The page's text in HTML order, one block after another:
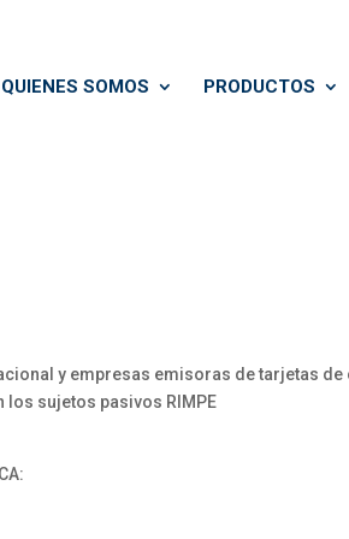
QUIENES SOMOS PRODUCTOS
y empresas emisoras de tarjetas
sujetos pasivos RIMPE